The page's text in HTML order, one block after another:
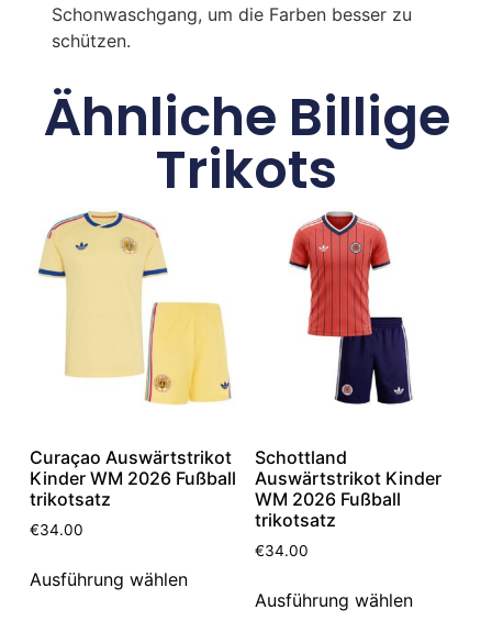
Schonwaschgang, um die Farben besser zu
schützen.
Ähnliche Billige
Trikots
Curaçao Auswärtstrikot
Kinder WM 2026 Fußball
trikotsatz
€34.00
Ausführung wählen
Schottland
Auswärtstrikot Kinder
WM 2026 Fußball
trikotsatz
€34.00
Ausführung wählen